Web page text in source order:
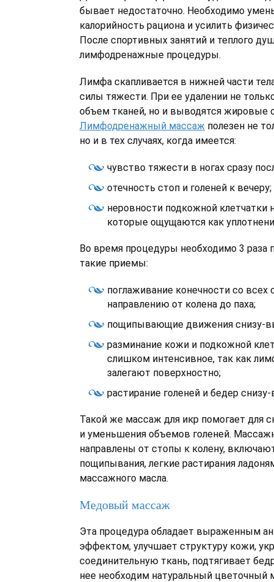
бывает недостаточно. Необходимо
калорийность рациона и усилить
После спортивных занятий и теплого
лимфодренажные процедуры.
Лимфа скапливается в нижней части
силы тяжести. При ее удалении не
объем тканей, но и выводятся жировые
Лимфодренажный массаж полезен не
но и в тех случаях, когда имеется:
чувство тяжести в ногах сразу
отечность стоп и голеней к вечеру;
неровности подкожной клетчатки
которые ощущаются как
Во время процедуры необходимо 3 раза
такие приемы:
поглаживание конечности со всех
направлению от колена до паха;
пощипывающие движения снизу-
разминание кожи и подкожной
слишком интенсивное, так как
залегают поверхностно;
растирание голеней и бедер снизу-
Такой же массаж для икр помогает для
и уменьшения объемов голеней.
направлены от стопы к колену,
пощипывания, легкие растирания
массажного масла.
Медовый массаж
Эта процедура обладает выраженным
эффектом, улучшает структуру кожи,
соединительную ткань, подтягивает
нее необходим натуральный цветочный